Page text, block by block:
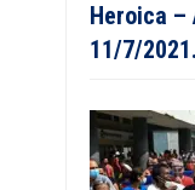
Heroica
11/7/